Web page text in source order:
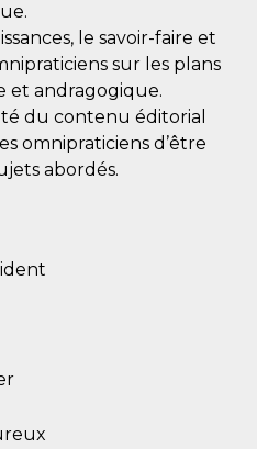
le savoir-faire et
sur les plans
et andragogique.
du contenu éditorial
omnipraticiens d’être
abordés.